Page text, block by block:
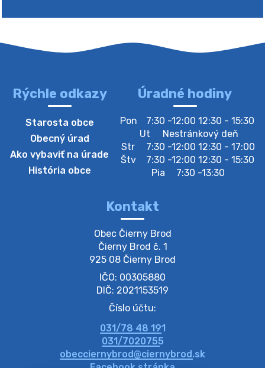
4. augusta 2026 10:05
Zberný dvor-Gyűjtőudvar
Oznamujeme obyvateľom, že v stredu 05. augusta
bude zberný dvor zatvorený. Értesítjük a lakosokat,
hogy szerdán augusztus 05-én a gyűjtőudvar zárva
lesz https://ciernybrod.sk?p=214…
Zber separovaného odpadu plastu-
Szeparált műanya…
Oznamujeme obyvateľom, že v stredu 05. augusta
prebehne zber separovaného odpadu plastu. Prosíme
obyvateľov, aby vrecia s odpadom vyložili pred dom už
večer vopred, nakoľko firma F…
4. augusta 2026 09:51
Oznámenie o plánovanom prerušení dodávky
elektri…
Oznamujeme Vám, že v určitých dňoch bude v
Rýchle odkazy
Starosta obce
Obecný úrad
Ako vybaviť na úrade
História obce
Úradné hodiny
Pon
7:30 -12:00 12:30 - 15:30
Ut
Nestránkový deň
Str
7:30 -12:00 12:30 - 17:00
Štv
7:30 -12:00 12:30 - 15:30
Pia
7:30 -13:30
Kontakt
Obec Čierny Brod
Čierny Brod č. 1
925 08 Čierny Brod
IČO: 00305880
DIČ: 2021153519
Číslo účtu:
031/78 48 191
031/7020755
obecciernybrod@ciernybrod.sk